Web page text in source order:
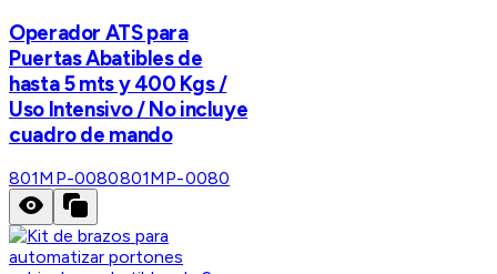
Operador ATS para
Puertas Abatibles de
hasta 5 mts y 400 Kgs /
Uso Intensivo / No incluye
cuadro de mando
801MP-0080801MP-0080